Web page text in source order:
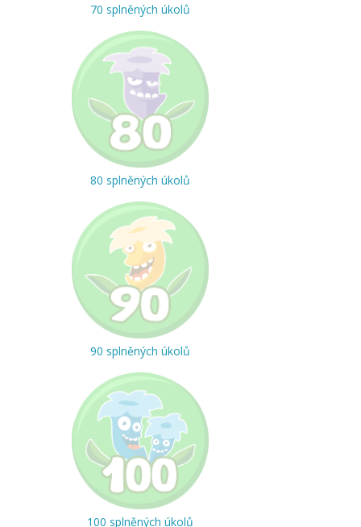
70 splněných úkolů
80 splněných úkolů
90 splněných úkolů
100 splněných úkolů